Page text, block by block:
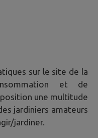
sur le site de la
et de
une multitude
jardiniers amateurs
jardiner.